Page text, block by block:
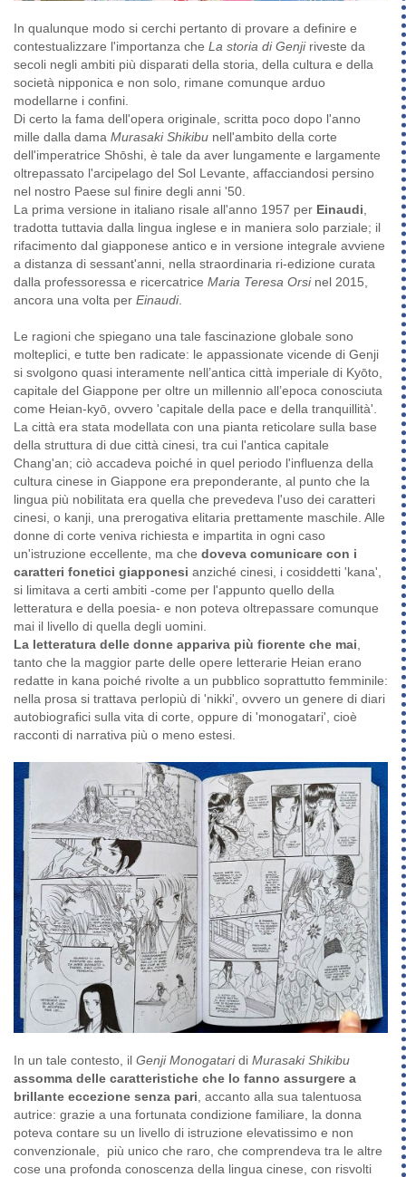
In qualunque modo si cerchi pertanto di provare a definire e
contestualizzare l'importanza che La storia di Genjiriveste da
secoli negli ambiti più disparati della storia, della cultura e della
società nipponica e non solo, rimane comunque arduo
modellarne i confini.
Di certo la fama dell'opera originale, scritta poco dopo l'anno
mille dalla dama Murasaki Shikibu nell'ambito della corte
dell'imperatrice Shōshi, è tale da aver lungamente e largamente
oltrepassato l'arcipelago del Sol Levante, affacciandosi persino
nel nostro Paese sul finire degli anni '50.
La prima versione in italiano risale all'anno 1957 per Einaudi
tradotta tuttavia dalla lingua inglese e in maniera solo parziale; il
rifacimento dal giapponese antico e in versione integrale avviene
a distanza di sessant'anni, nella straordinaria ri-edizione curata
dalla professoressa e ricercatrice Maria Teresa Orsi nel 2015,
ancora una volta per Einaudi.
Le ragioni che spiegano una tale fascinazione globale sono
molteplici, e tutte ben radicate: le appassionate vicende di Genji
si svolgono quasi interamente nell’antica città imperiale di Kyōto,
capitale del Giappone per oltre un millennio all’epoca conosciuta
come Heian-kyō, ovvero 'capitale della pace e della tranquillità'.
La città era stata modellata con una pianta reticolare sulla base
della struttura di due città cinesi, tra cui l'antica capitale
Chang'an; ciò accadeva poiché in quel periodo l'influenza della
cultura cinese in Giappone era preponderante, al punto che la
lingua più nobilitata era quella che prevedeva l'uso dei caratteri
cinesi, o kanji, una prerogativa elitaria prettamente maschile. Alle
donne di corte veniva richiesta e impartita in ogni caso
un'istruzione eccellente, ma che doveva comunicare con i
caratteri fonetici giapponesi anziché cinesi, i cosiddetti 'kana',
si limitava a certi ambiti -come per l'appunto quello della
letteratura e della poesia- e non poteva oltrepassare comunque
mai il livello di quella degli uomini.
La letteratura delle donne appariva più fiorente che mai
tanto che la maggior parte delle opere letterarie Heian erano
redatte in kana poiché rivolte a un pubblico soprattutto femminile:
nella prosa si trattava perlopiù di 'nikki', ovvero un genere di diari
autobiografici sulla vita di corte, oppure di 'monogatari', cioè
racconti di narrativa più o meno estesi.
In un tale contesto, il Genji Monogataridi Murasaki Shikibu
assomma delle caratteristiche che lo fanno assurgere a
brillante eccezione senza pari , accanto alla sua talentuosa
autrice: grazie a una fortunata condizione familiare, la donna
poteva contare su un livello di istruzione elevatissimo e non
convenzionale, più unico che raro, che comprendeva tra le altre
cose una profonda conoscenza della lingua cinese, con risvolti